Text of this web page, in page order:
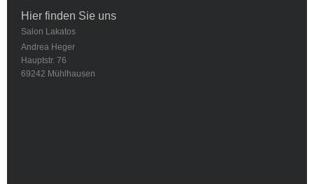
Hier finden Sie uns
Salon Lakatos
Andrea Heger
Hauptstr. 76
69242 Mühlhausen